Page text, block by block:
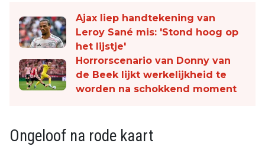
Ajax liep handtekening van
Leroy Sané mis: 'Stond hoog op
het lijstje'
Horrorscenario van Donny van
de Beek lijkt werkelijkheid te
worden na schokkend moment
Ongeloof na rode kaart